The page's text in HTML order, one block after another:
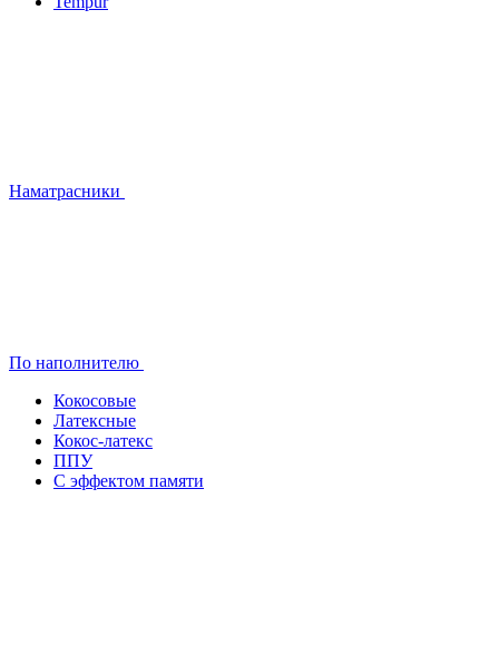
Наматрасники
По наполнителю
Кокосовые
Латексные
Кокос-латекс
ППУ
С эффектом памяти